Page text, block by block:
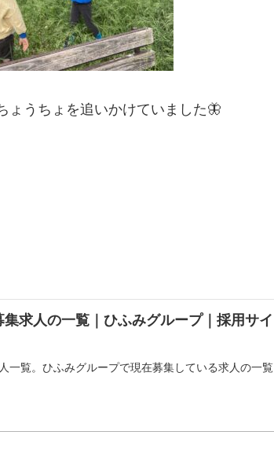
ょうちょを追いかけていました🦋
求人の一覧｜ひふみグループ｜採用サイ
一覧。ひふみグループで現在募集している求人の一覧